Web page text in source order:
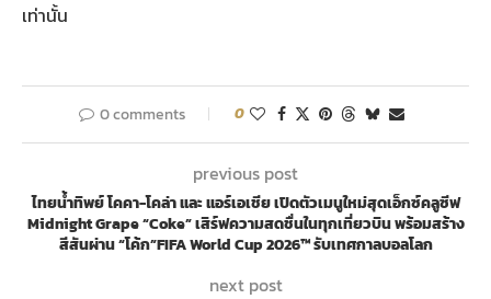
เท่านั้น
0 comments 0
previous post
ไทยน้ำทิพย์ โคคา-โคล่า และ แอร์เอเชีย เปิดตัวเมนูใหม่สุดเอ็กซ์คลูซีฟ
Midnight Grape “Coke” เสิร์ฟความสดชื่นในทุกเที่ยวบิน พร้อมสร้าง
สีสันผ่าน “โค้ก”FIFA World Cup 2026™ รับเทศกาลบอลโลก
next post